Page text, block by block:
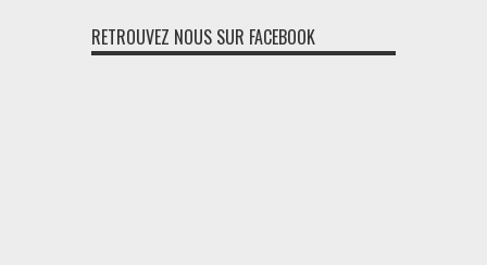
RETROUVEZ NOUS SUR FACEBOOK